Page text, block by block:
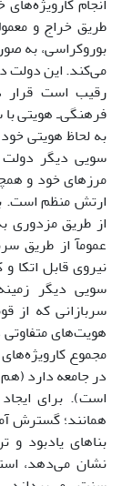
طریق خراج و
بوروکراسى، به
مى‌کند. این دولت
رقیب است قرار
فرهنگی‌ـ هویتى
به لحاظ هویتى
سویى دیگر
مرزهاى خود و
ارتش منظم است.
از طریق
عمومآ از طریق
نیروى قابل اتکا
سویى دیگر
سربازانى که از
هویت‌هاى
مجموع
در جامعه دارد
است). براى
همانند؛ گسترش
بناهاى یادبود
نشان مى‌دهد،